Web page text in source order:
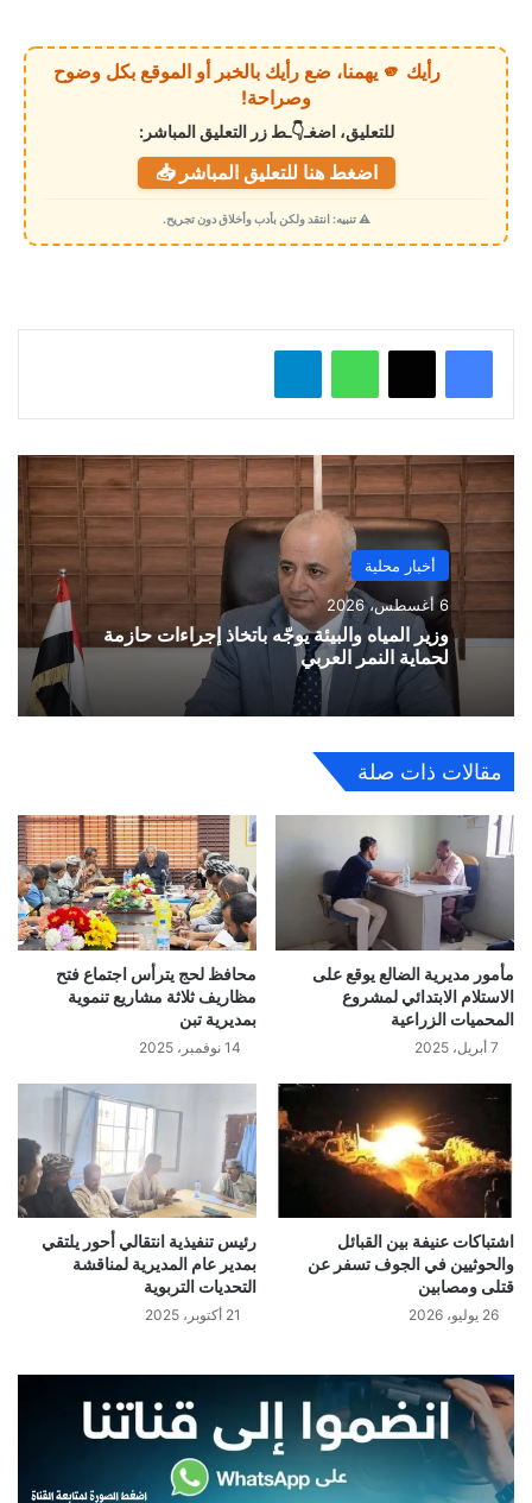
ي
ا
م
ي
رأيك 🫵 يهمنا، ضع رأيك بالخبر أو الموقع بكل وضوح
وصراحة!
للتعليق، اضغـ👇ـط زر التعليق المباشر:
اضغط هنا للتعليق المباشر 📥
⚠️ تنبيه: انتقد ولكن بأدب وأخلاق دون تجريح.
واتساب
أخبار محلية
6 أغسطس، 2026
وزير المياه والبيئة يوجّه باتخاذ إجراءات حازمة
لحماية النمر العربي
مقالات ذات صلة
مأمور مديرية الضالع يوقع على
الاستلام الابتدائي لمشروع
المحميات الزراعية
7 أبريل، 2025
محافظ لحج يترأس اجتماع فتح
مظاريف ثلاثة مشاريع تنموية
بمديرية تبن
14 نوفمبر، 2025
اشتباكات عنيفة بين القبائل
والحوثيين في الجوف تسفر عن
قتلى ومصابين
26 يوليو، 2026
رئيس تنفيذية انتقالي أحور يلتقي
بمدير عام المديرية لمناقشة
التحديات التربوية
21 أكتوبر، 2025